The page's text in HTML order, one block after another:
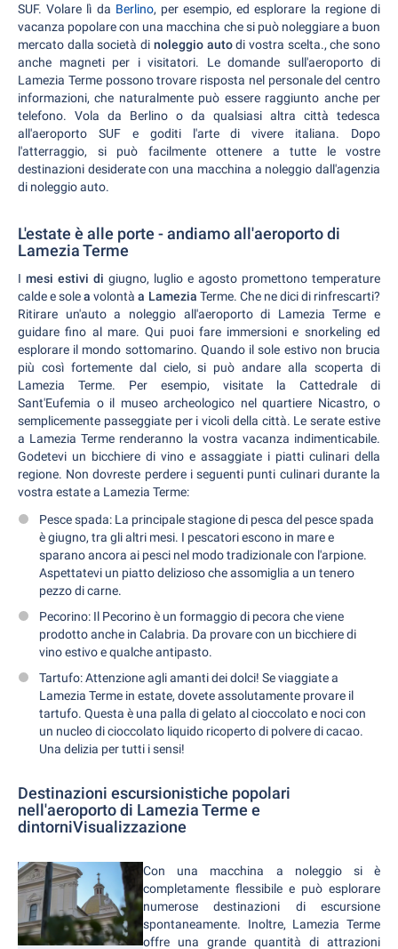
SUF. Volare lì da Berlino, per esempio, ed esplorare la regione di
vacanza popolare con una macchina che si può noleggiare a buon
mercato dalla società di noleggio autodi vostra scelta., che sono
anche magneti per i visitatori. Le domande sull'aeroporto di
Lamezia Terme possono trovare risposta nel personale del centro
informazioni, che naturalmente può essere raggiunto anche per
telefono. Vola da Berlino o da qualsiasi altra città tedesca
all'aeroporto SUF e goditi l'arte di vivere italiana. Dopo
l'atterraggio, si può facilmente ottenere a tutte le vostre
destinazioni desiderate con una macchina a noleggio dall'agenzia
di noleggio auto.
L'estate è alle porte - andiamo all'aeroporto di
Lamezia Terme
I mesi estivi di giugno, luglio e agosto promettono temperature
calde e solea volontàa Lamezia Terme. Che ne dici di rinfrescarti?
Ritirare un'auto a noleggio all'aeroporto di Lamezia Terme e
guidare fino al mare. Qui puoi fare immersioni e snorkeling ed
esplorare il mondo sottomarino. Quando il sole estivo non brucia
più così fortemente dal cielo, si può andare alla scoperta di
Lamezia Terme. Per esempio, visitate la Cattedrale di
Sant'Eufemia o il museo archeologico nel quartiere Nicastro, o
semplicemente passeggiate per i vicoli della città. Le serate estive
a Lamezia Terme renderanno la vostra vacanza indimenticabile.
Godetevi un bicchiere di vino e assaggiate i piatti culinari della
regione. Non dovreste perdere i seguenti punti culinari durante la
vostra estate a Lamezia Terme:
Pesce spada: La principale stagione di pesca del pesce spada
è giugno, tra gli altri mesi. I pescatori escono in mare e
sparano ancora ai pesci nel modo tradizionale con l'arpione.
Aspettatevi un piatto delizioso che assomiglia a un tenero
pezzo di carne.
Pecorino: Il Pecorino è un formaggio di pecora che viene
prodotto anche in Calabria. Da provare con un bicchiere di
vino estivo e qualche antipasto.
Tartufo: Attenzione agli amanti dei dolci! Se viaggiate a
Lamezia Terme in estate, dovete assolutamente provare il
tartufo. Questa è una palla di gelato al cioccolato e noci con
un nucleo di cioccolato liquido ricoperto di polvere di cacao.
Una delizia per tutti i sensi!
Destinazioni escursionistiche popolari
nell'aeroporto di Lamezia Terme e
dintorniVisualizzazione
Con una macchina a noleggio si è
completamente flessibile e può esplorare
numerose destinazioni di escursione
spontaneamente. Inoltre, Lamezia Terme
offre una grande quantità di attrazioni